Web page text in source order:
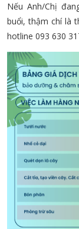
Nếu Anh/Chị
buổi, thậm chí là
hotline 093 630